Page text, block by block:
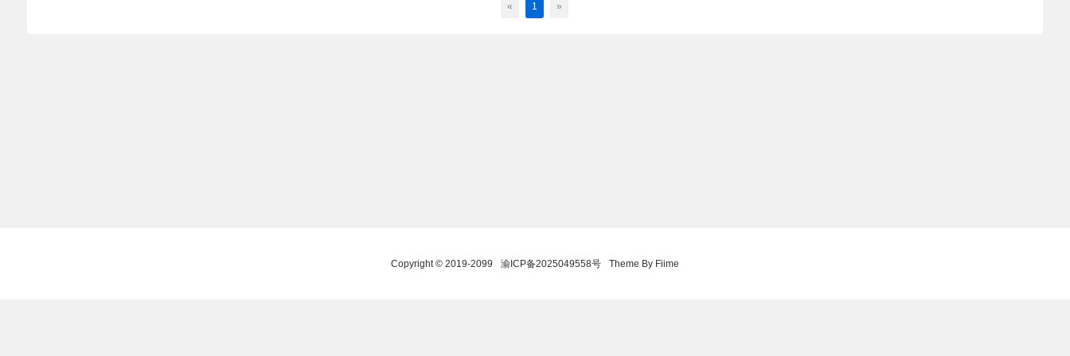
« 1 »
Copyright © 2019-2099 渝ICP备2025049558号 Theme By Fiime